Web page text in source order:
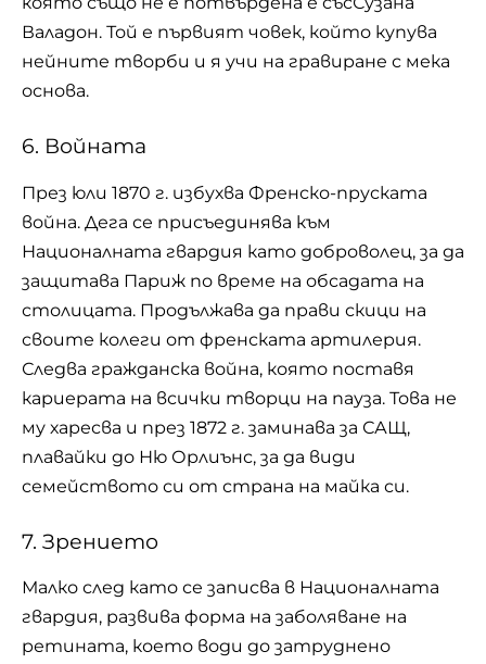
Валадон. Той е първият човек, който купува
нейните творби и я учи на гравиране с мека
основа.
6. Войната
През юли 1870 г. избухва Френско-пруската
война. Дега се присъединява към
Националната гвардия като доброволец, за да
защитава Париж по време на обсадата на
столицата. Продължава да прави скици на
своите колеги от френската артилерия.
Следва гражданска война, която поставя
кариерата на всички творци на пауза. Това не
му харесва и през 1872 г. заминава за САЩ,
плавайки до Ню Орлиънс, за да види
семейството си от страна на майка си.
7. Зрението
Малко след като се записва в Националната
гвардия, развива форма на заболяване на
ретината, което води до затруднено